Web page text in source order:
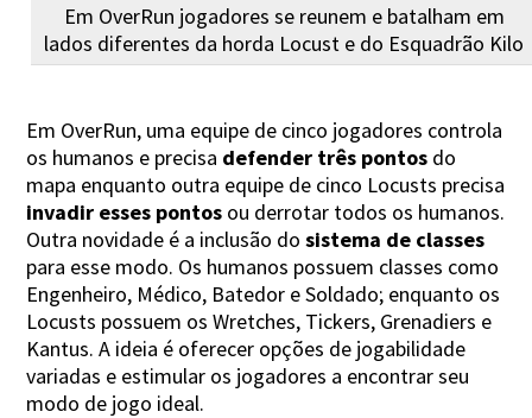
Em OverRun jogadores se reunem e batalham em
lados diferentes da horda Locust e do Esquadrão Kilo
Em OverRun, uma equipe de cinco jogadores controla
os humanos e precisa defender três pontos do
mapa enquanto outra equipe de cinco Locusts precisa
invadir esses pontos ou derrotar todos os humanos.
Outra novidade é a inclusão dosistema de classes
para esse modo. Os humanos possuem classes como
Engenheiro, Médico, Batedor e Soldado; enquanto os
Locusts possuem os Wretches, Tickers, Grenadiers e
Kantus. A ideia é oferecer opções de jogabilidade
variadas e estimular os jogadores a encontrar seu
modo de jogo ideal.